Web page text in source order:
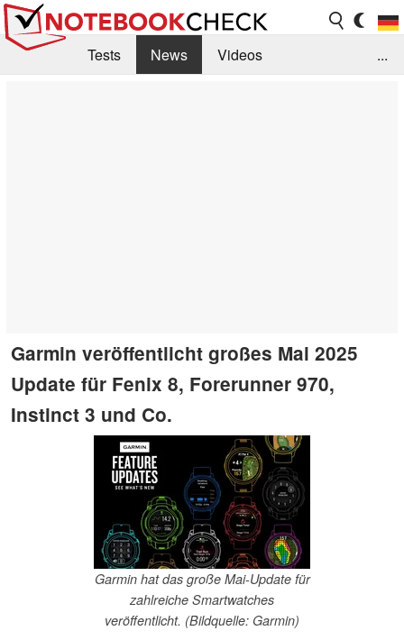
Tests News
Videos
...
Garmin veröffentlicht großes Mai 2025
Update für Fenix 8, Forerunner 970,
Instinct 3 und Co.
Garmin hat das große Mai-Update für
zahlreiche Smartwatches
veröffentlicht. (Bildquelle: Garmin)